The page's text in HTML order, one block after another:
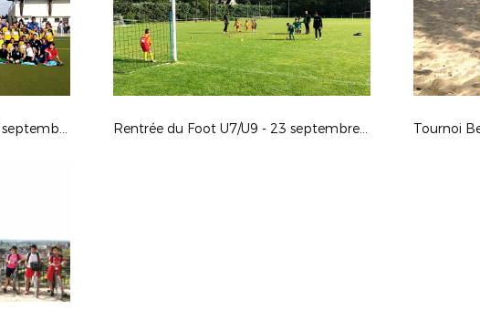
Rentrée du Foot Féminin - 23 septembre 2017 Rentrée du Foot U7/U9 - 23 septembre 2017